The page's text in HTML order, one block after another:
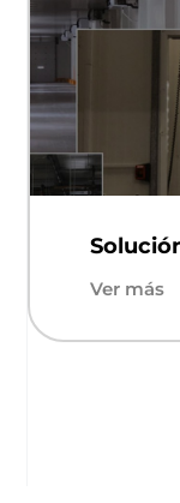
Ver más